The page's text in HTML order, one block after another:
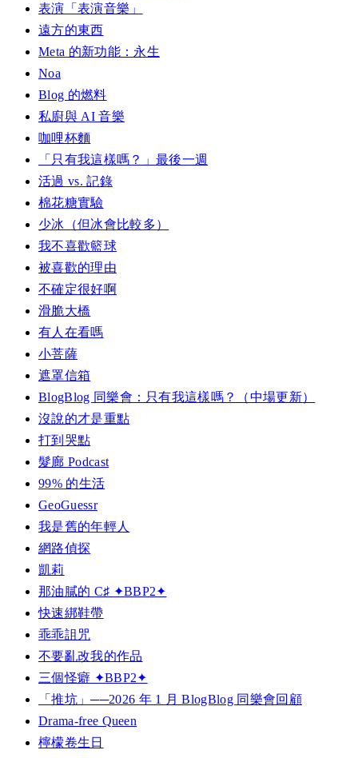
表演「表演音樂」
遠方的東西
Meta 的新功能：永生
Noa
Blog 的燃料
私廚與 AI 音樂
咖哩杯麵
「只有我這樣嗎？」最後一週
活過 vs. 記錄
棉花糖實驗
少冰（但冰會比較多）
我不喜歡籃球
被喜歡的理由
不確定很好啊
滑脆大橋
有人在看嗎
小菩薩
遮罩信箱
BlogBlog 同樂會：只有我這樣嗎？（中場更新）
沒說的才是重點
打到哭點
髮廊 Podcast
99% 的生活
GeoGuessr
我是舊的年輕人
網路偵探
凱莉
那油膩的 C♯ ✦BBP2✦
快速綁鞋帶
乖乖詛咒
不要亂改我的作品
三個怪癖 ✦BBP2✦
「推坑」──2026 年 1 月 BlogBlog 同樂會回顧
Drama-free Queen
檸檬卷生日